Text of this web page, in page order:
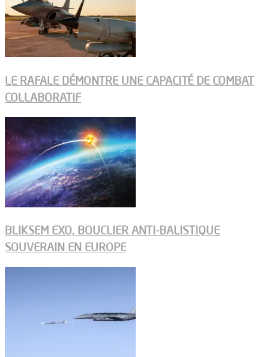
LE RAFALE DÉMONTRE UNE CAPACITÉ DE COMBAT
COLLABORATIF
BLIKSEM EXO, BOUCLIER ANTI-BALISTIQUE
SOUVERAIN EN EUROPE